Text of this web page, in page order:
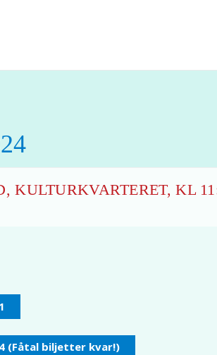
KULTURKVARTERET, KL
(Fåtal biljetter kvar!)